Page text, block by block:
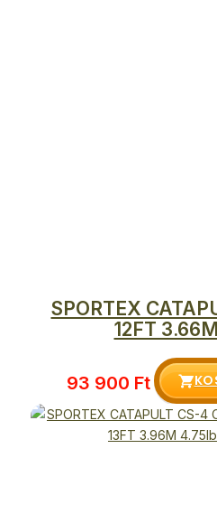
SPORTEX
12FT
93 900 Ft